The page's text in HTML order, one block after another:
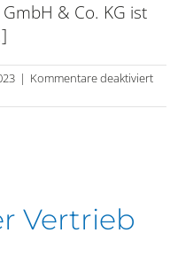
& Co. KG ist
| Kommentare deaktiviertfür
in
Vertrieb